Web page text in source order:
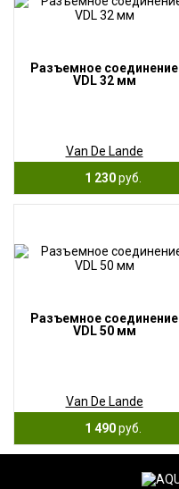
Разъемное соединение
VDL 32 мм
Van De Lande
1 230руб.
Разъемное соединение
VDL 50 мм
Van De Lande
1 490руб.